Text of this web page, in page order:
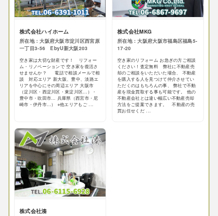
株式会社ハイホーム
所在地：大阪府大阪市淀川区西宮原
一丁目3-56 EbyU新大阪203
空き家は大切な財産です！ リフォー
ム・リノベーションで 空き家を復活さ
せませんか？ 電話で相談メールで相
談 対応エリア 新大阪、豊中、淡路エ
リアを中心にその周辺エリア 大阪市
（淀川区・西淀川区・東淀川区…）・
豊中市・吹田市… 兵庫県（西宮市・尼
崎市・伊丹市…） ※他エリアもご ...
株式会社MKG
所在地：大阪府大阪市福島区福島5-
17-20
空き家のリフォーム お急ぎの方ご相談
ください！査定無料 弊社に不動産売
却のご相談をいただいた場合、 不動産
を購入する人を見つけて仲介させてい
ただくのはもちろんの事、 弊社で不動
産を現金買取する事も可能です。 他の
不動産会社とは違い幅広い不動産売却
方法をご提案できます。 不動産の売
買お任せくだ ...
株式会社湊